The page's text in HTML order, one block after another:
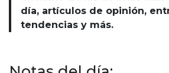
día, artículos de opinión,
tendencias y más.